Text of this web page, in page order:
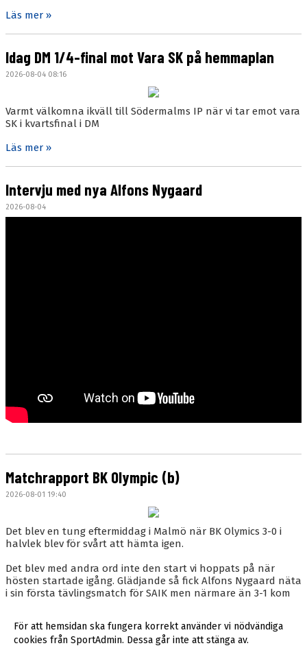
Läs mer »
Idag DM 1/4-final mot Vara SK på hemmaplan
2026-08-04 08:16
Varmt välkomna ikväll till Södermalms IP när vi tar emot vara
SK i kvartsfinal i DM
Läs mer »
Intervju med nya Alfons Nygaard
2026-08-04
Matchrapport BK Olympic (b)
2026-08-01 19:40
Det blev en tung eftermiddag i Malmö när BK Olymics 3-0 i
halvlek blev för svårt att hämta igen.
Det blev med andra ord inte den start vi hoppats på när
hösten startade igång. Glädjande så fick Alfons Nygaard näta
i sin första tävlingsmatch för SAIK men närmare än 3-1 kom
Läs mer »
För att hemsidan ska fungera korrekt använder vi nödvändiga
cookies från SportAdmin. Dessa går inte att stänga av.